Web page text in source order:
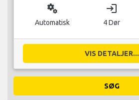
miscellaneous_services
Automatisk
login
4 Dør
VIS DETALJER...
SØG